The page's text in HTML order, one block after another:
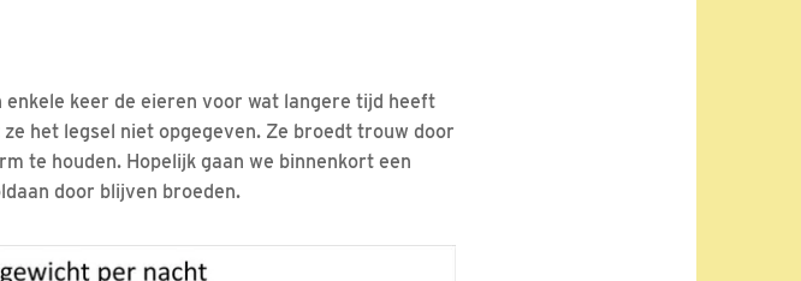
keer de eieren voor wat langere tijd heeft
het legsel niet opgegeven. Ze broedt trouw door
te houden. Hopelijk gaan we binnenkort een
door blijven broeden.